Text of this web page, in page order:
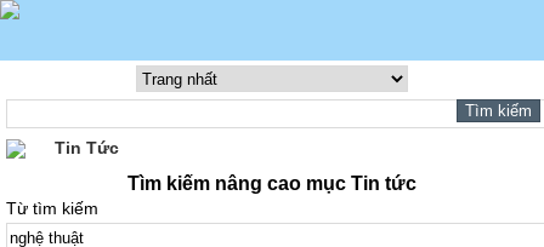
Tin Tức
Tìm kiếm nâng cao mục Tin tức
Từ tìm kiếm